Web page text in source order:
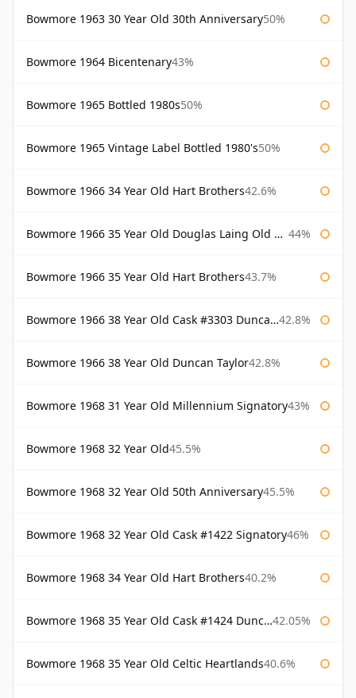
Bowmore 1963 30 Year Old 30th Anniversary50%
Bowmore 1964 Bicentenary43%
Bowmore 1965 Bottled 1980s50%
Bowmore 1965 Vintage Label Bottled 1980's50%
Bowmore 1966 34 Year Old Hart Brothers42.6%
Bowmore 1966 35 Year Old Douglas Laing Old Malt Cask 44%
Bowmore 1966 35 Year Old Hart Brothers43.7%
Bowmore 1966 38 Year Old Cask #3303 Duncan Taylor 42.8%
Bowmore 1966 38 Year Old Duncan Taylor42.8%
Bowmore 1968 31 Year Old Millennium Signatory43%
Bowmore 1968 32 Year Old45.5%
Bowmore 1968 32 Year Old 50th Anniversary45.5%
Bowmore 1968 32 Year Old Cask #1422 Signatory46%
Bowmore 1968 34 Year Old Hart Brothers40.2%
Bowmore 1968 35 Year Old Cask #1424 Duncan Taylor 42.05%
Bowmore 1968 35 Year Old Celtic Heartlands40.6%